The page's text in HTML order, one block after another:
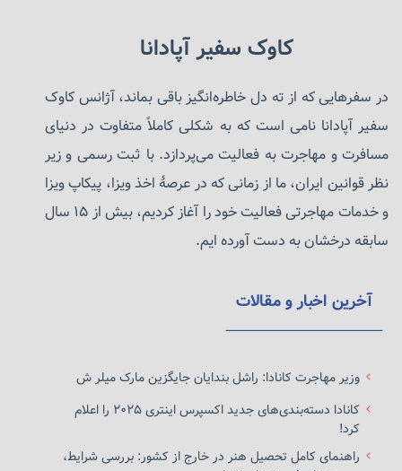
کاوک سفیر آپادانا
در سفرهایی که از ته دل خاطره‌انگیز باقی بماند، آژانس کاوک
سفیر آپادانا نامی است که به شکلی کاملاً متفاوت در دنیای
مسافرت و مهاجرت به فعالیت می‌پردازد. با ثبت رسمی و زیر
نظر قوانین ایران، ما از زمانی که در عرصهٔ اخذ ویزا، پیکاپ ویزا
و خدمات مهاجرتی فعالیت خود را آغاز کردیم، بیش از ۱۵ سال
سابقه درخشان به دست آورده ایم.
آخرین اخبار و مقالات
وزیر مهاجرت کانادا: راشل بندایان جایگزین مارک میلر ش
کانادا دسته‌بندی‌های جدید اکسپرس اینتری ۲۰۲۵ را اعلام
کرد!
راهنمای کامل تحصیل هنر در خارج از کشور: بررسی شرایط،